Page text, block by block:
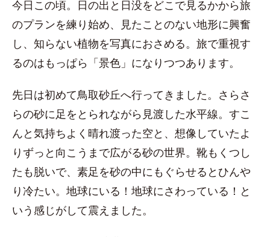
今日この頃。日の出と日没をどこで見るかから旅
のプランを練り始め、見たことのない地形に興奮
し、知らない植物を写真におさめる。旅で重視す
るのはもっぱら「景色」になりつつあります。
先日は初めて鳥取砂丘へ行ってきました。さらさ
らの砂に足をとられながら見渡した水平線。すこ
んと気持ちよく晴れ渡った空と、想像していたよ
りずっと向こうまで広がる砂の世界。靴もくつし
たも脱いで、素足を砂の中にもぐらせるとひんや
り冷たい。地球にいる！地球にさわっている！と
いう感じがして震えました。